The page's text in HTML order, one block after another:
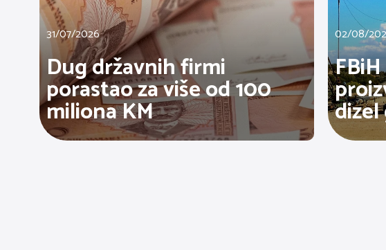
31/07/2026
Dug državnih firmi
porastao za više od 100
miliona KM
02/08/